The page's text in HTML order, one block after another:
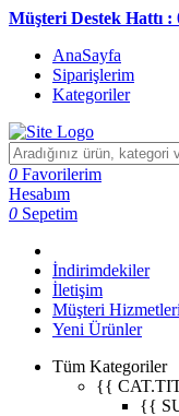
Müşteri Destek Hattı :
AnaSayfa
Siparişlerim
Kategoriler
0 Favorilerim
Hesabım
0 Sepetim
İndirimdekiler
İletişim
Müşteri Hizmetleri
Yeni Ürünler
Tüm Kategoriler
{{
{{